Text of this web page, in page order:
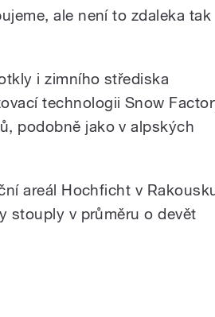
ale není to zdaleka tak
i zimního střediska
technologii Snow
podobně jako v alpských
areál Hochficht v
stouply v průměru o devět